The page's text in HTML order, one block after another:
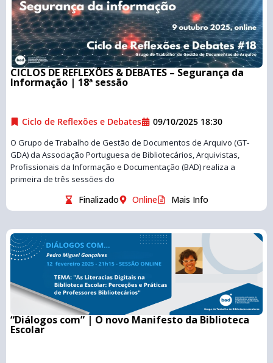
CICLOS DE REFLEXÕES & DEBATES – Segurança da
Informação | 18ª sessão
Ciclo de Reflexões e Debates 09/10/2025 18:30
O Grupo de Trabalho de Gestão de Documentos de Arquivo (GT-
GDA) da Associação Portuguesa de Bibliotecários, Arquivistas,
Profissionais da Informação e Documentação (BAD) realiza a
primeira de três sessões do
Finalizado Online Mais Info
“Diálogos com” | O novo Manifesto da Biblioteca
Escolar